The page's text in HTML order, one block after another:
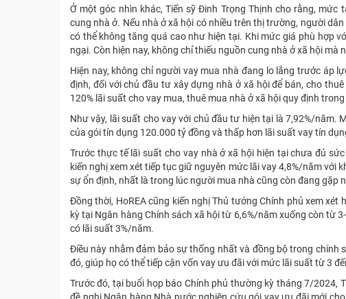
Ở một góc nhìn khác, Tiến sỹ Đinh Trọng Thịnh cho rằng,
cung nhà ở. Nếu nhà ở xã hội có nhiều trên thị trường, người
có thể không tăng quá cao như hiện tại. Khi mức giá phù hợp
ngại. Còn hiện nay, không chỉ thiếu nguồn cung nhà ở xã hội
Hiện nay, không chỉ người vay mua nhà đang lo lắng trước áp
định, đối với chủ đầu tư xây dựng nhà ở xã hội để bán, cho
120% lãi suất cho vay mua, thuê mua nhà ở xã hội quy định
Như vậy, lãi suất cho vay với chủ đầu tư hiện tại là 7,92%/
của gói tín dụng 120.000 tỷ đồng và thấp hơn lãi suất vay tín
Trước thực tế lãi suất cho vay nhà ở xã hội hiện tại chưa đủ
kiến nghị xem xét tiếp tục giữ nguyên mức lãi vay 4,8%/năm với
sự ổn định, nhất là trong lúc người mua nhà cũng còn đang gặp
Đồng thời, HoREA cũng kiến nghị Thủ tướng Chính phủ xem
kỳ tại Ngân hàng Chính sách xã hội từ 6,6%/năm xuống còn từ
có lãi suất 3%/năm.
Điều này nhằm đảm bảo sự thống nhất và đồng bộ trong chính
đó, giúp họ có thể tiếp cận vốn vay ưu đãi với mức lãi suất từ 3
Trước đó, tại buổi họp báo Chính phủ thường kỳ tháng 7/2024,
đề nghị Ngân hàng Nhà nước nghiên cứu gói vay ưu đãi mới